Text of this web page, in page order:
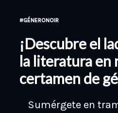
#GÉNERONOIR
¡Descubre el
la literatura en
certamen de
Sumérgete en